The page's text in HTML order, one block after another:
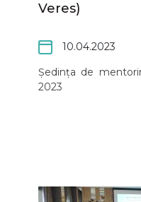
Veres)
10.04.2023
Ședința de
2023